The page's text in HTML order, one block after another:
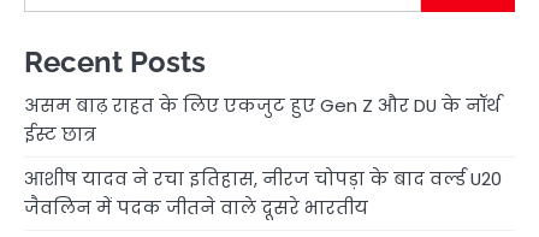
Recent Posts
असम बाढ़ राहत के लिए एकजुट हुए Gen Z और DU के नॉर्थ
ईस्ट छात्र
आशीष यादव ने रचा इतिहास, नीरज चोपड़ा के बाद वर्ल्ड U20
जैवलिन में पदक जीतने वाले दूसरे भारतीय